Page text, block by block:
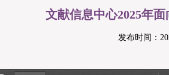
文献信息中心2025年
发布时间：